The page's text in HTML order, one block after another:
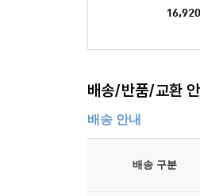
16,920
배송/반품/교환
배송 안내
배송 구분